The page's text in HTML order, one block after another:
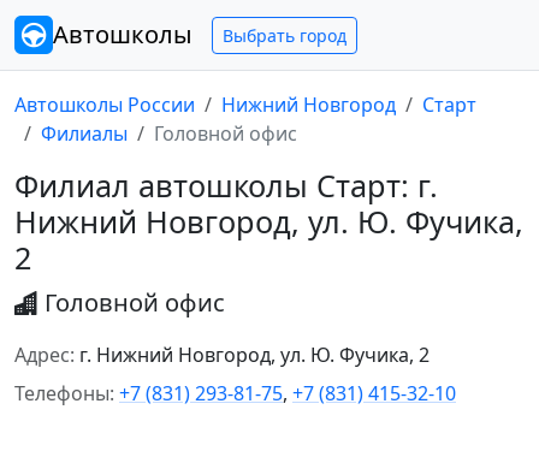
Автошколы Выбрать город
Автошколы России Нижний Новгород
Старт
Филиалы
Головной офис
Филиал автошколы Старт: г.
Нижний Новгород, ул. Ю. Фучика,
2
Головной офис
Адрес: г. Нижний Новгород, ул. Ю. Фучика, 2
Телефоны: +7 (831) 293-81-75, +7 (831) 415-32-10